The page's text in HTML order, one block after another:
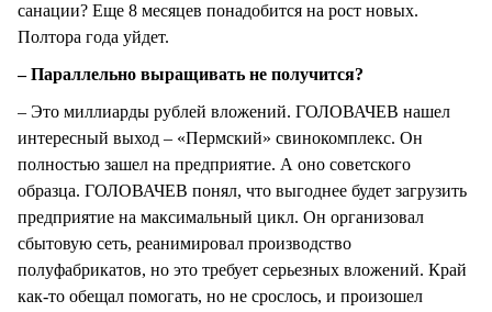
санации? Еще 8 месяцев понадобится на рост новых.
Полтора года уйдет.
– Параллельно выращивать не получится?
– Это миллиарды рублей вложений. ГОЛОВАЧЕВ нашел
интересный выход – «Пермский» свинокомплекс. Он
полностью зашел на предприятие. А оно советского
образца. ГОЛОВАЧЕВ понял, что выгоднее будет загрузить
предприятие на максимальный цикл. Он организовал
сбытовую сеть, реанимировал производство
полуфабрикатов, но это требует серьезных вложений. Край
как-то обещал помогать, но не срослось, и произошел